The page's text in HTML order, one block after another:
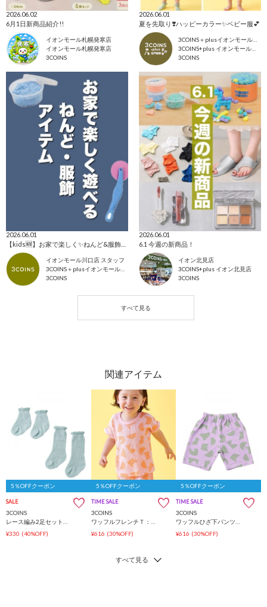
2026.06.02
6月1日新商品紹介!!
イオンモール札幌発寒店
イオンモール札幌発寒店
3COINS
2026.06.01
夏を先取り❣️ハッピーカラー✨ベビー服💕
3COINS
2026.06.01
イオンモール川口店 スタッフ
3COINS＋plusイオンモール川口店
3COINS
2026.06.01
6.1 今週の新商品！
イオン北見店
3COINS+plus イオン北見店
3COINS
5％OFFクーポン
SALE
3COINS
¥330 (40%OFF)
5％OFFクーポン
TIME SALE
3COINS
¥616 (30%OFF)
5％OFFクーポン
TIME SALE
3COINS
¥616 (30%OFF)